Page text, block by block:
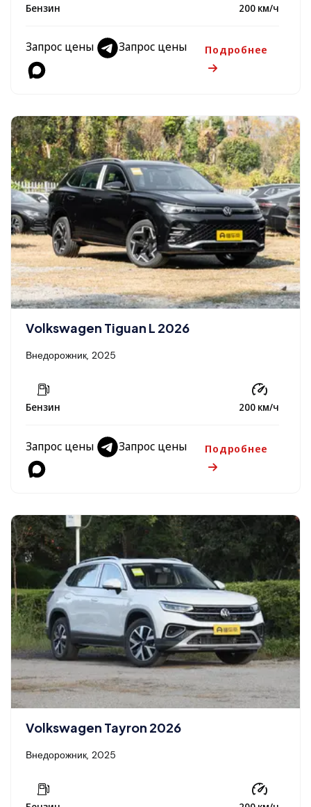
Бензин 200 км/ч
Запрос цены Запрос цены Подробнее
Volkswagen Tiguan L 2026
Внедорожник, 2025
Бензин 200 км/ч
Запрос цены Запрос цены Подробнее
Volkswagen Tayron 2026
Внедорожник, 2025